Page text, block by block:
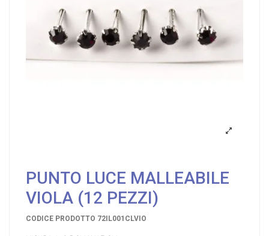
PUNTO LUCE MALLEABILE
VIOLA (12 PEZZI)
CODICE PRODOTTO 72IL001CLVIO